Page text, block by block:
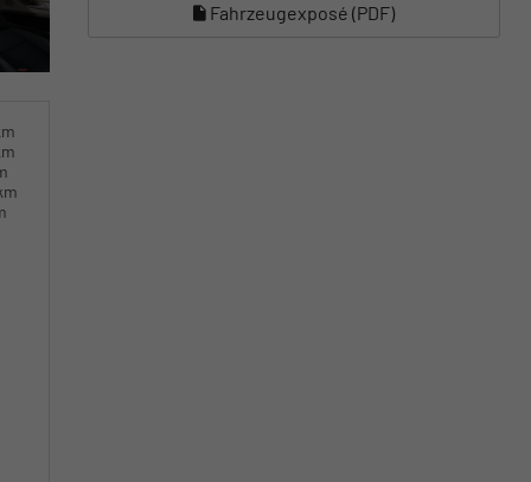
Fahrzeugexposé (PDF)